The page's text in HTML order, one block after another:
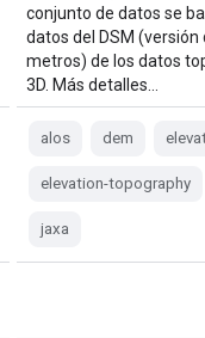
conjunto de datos se
datos del DSM (versión
metros) de los datos
3D. Más detalles…
alos dem
elevation-topography
jaxa